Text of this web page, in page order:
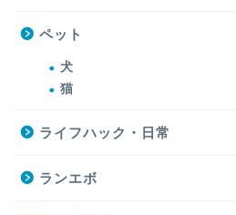
ペット
犬
猫
ライフハック・日常
ランエボ